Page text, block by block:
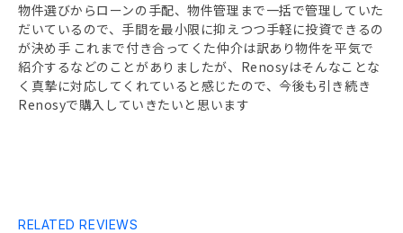
物件選びからローンの手配、物件管理まで一括で管理していた
だいているので、手間を最小限に抑えつつ手軽に投資できるの
が決め手 これまで付き合ってくた仲介は訳あり物件を平気で
紹介するなどのことがありましたが、Renosyはそんなことな
く真摯に対応してくれていると感じたので、今後も引き続き
Renosyで購入していきたいと思います
RELATED REVIEWS